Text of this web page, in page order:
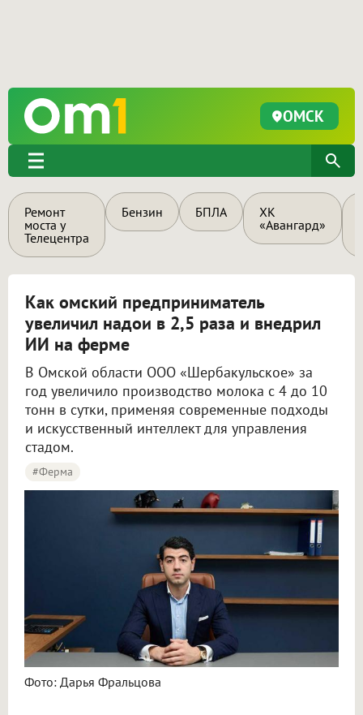
ОМСК
Ремонт
моста у
Телецентра
Бензин БПЛА
ХК
«Авангард»
Как омский предприниматель
увеличил надои в 2,5 раза и внедрил
ИИ на ферме
В Омской области ООО «Шербакульское» за
год увеличило производство молока с 4 до 10
тонн в сутки, применяя современные подходы
и искусственный интеллект для управления
стадом.
#ферма
Фото: Дарья Фральцова